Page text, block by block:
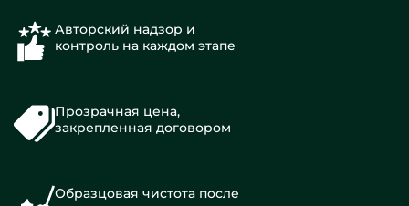
Авторский надзор и
контроль на каждом этапе
Прозрачная цена,
закрепленная договором
Образцовая чистота после